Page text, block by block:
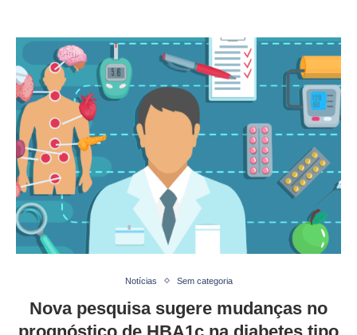
Notícias Sem categoria
Nova pesquisa sugere mudanças no